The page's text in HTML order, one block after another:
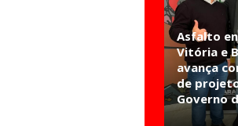
Asfalto
Vitória e
avança
de
Governo